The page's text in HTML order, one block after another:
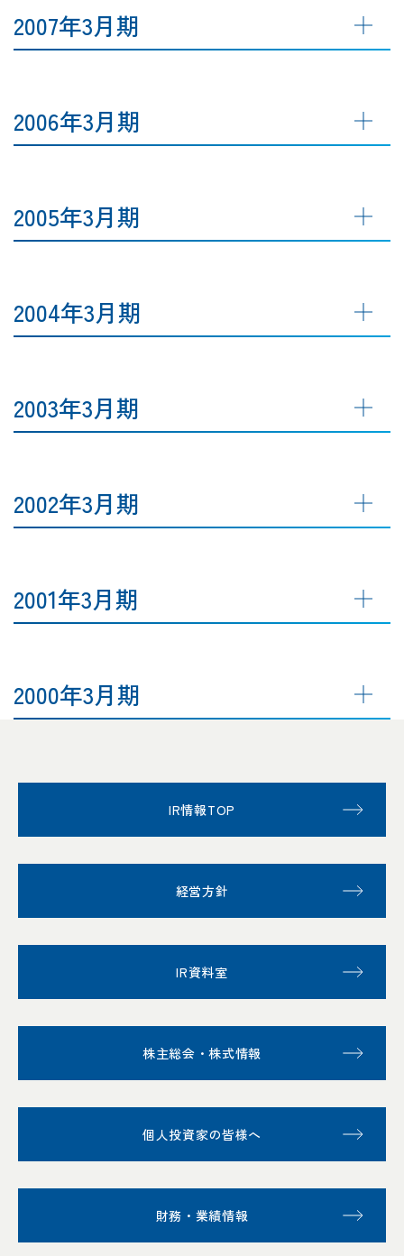
2007年3月期
2006年3月期
2005年3月期
2004年3月期
2003年3月期
2002年3月期
2001年3月期
2000年3月期
IR情報TOP
経営方針
IR資料室
株主総会・株式情報
個人投資家の皆様へ
財務・業績情報